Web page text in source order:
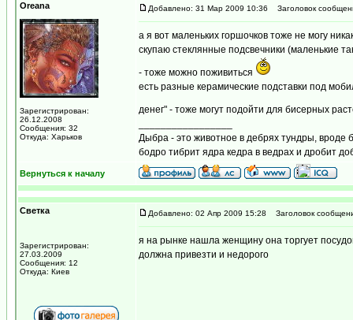
Oreana
Зарегистрирован:
26.12.2008
Сообщения: 32
Откуда: Харьков
Добавлено: 31 Мар 2009 10:36 Заголовок
а я вот маленьких горшочков тоже не могу
скупаю стеклянные подсвечники (маленькие
- тоже можно поживиться
есть разные керамические подставки под
денег" - тоже могут подойти для бисерных
Дыбра - это животное в дебрях тундры, вроде
бодро тибрит ядра кедра в ведрах и дробит
Вернуться к началу
Светка
Зарегистрирован:
27.03.2009
Сообщения: 12
Откуда: Киев
Добавлено: 02 Апр 2009 15:28 Заголовок
я на рынке нашла женщину она торгует
должна привезти и недорого